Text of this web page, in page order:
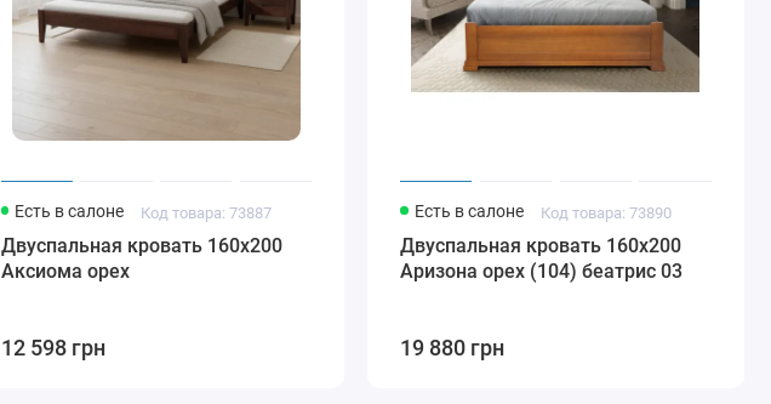
Есть в салоне Код товара: 73887
Двуспальная кровать 160х200
Аксиома орех
12 598 грн
Есть в салоне Код товара: 73890
Двуспальная кровать 160х200
Аризона орех (104) беатрис 03
19 880 грн